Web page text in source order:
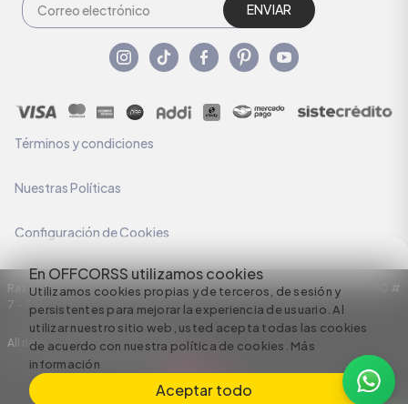
En OFFCORSS utilizamos cookies
Utilizamos cookies propias y de terceros, de sesión y
persistentes para mejorar la experiencia de usuario. Al
utilizar nuestro sitio web, usted acepta todas las cookies
de acuerdo con nuestra política de cookies. Más
información
Aceptar todo
ENVIAR
Términos y condiciones
Nuestras Políticas
Configuración de Cookies
Razón Social: C.I HERMECO S.A. NIT: 890924167-6 Dirección: Carrera 50 #
7 – 35
All rights reserved empowered by